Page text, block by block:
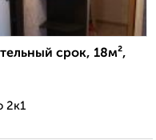
срок, 18м²,
2к1